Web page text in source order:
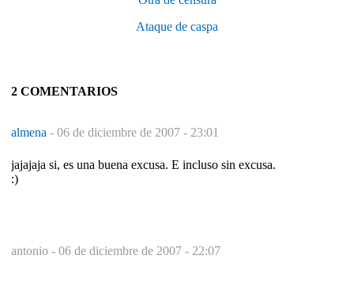
Ataque de caspa
2 COMENTARIOS
almena - 06 de diciembre de 2007 - 23:01
jajajaja si, es una buena excusa. E incluso sin excusa.
:)
antonio - 06 de diciembre de 2007 - 22:07